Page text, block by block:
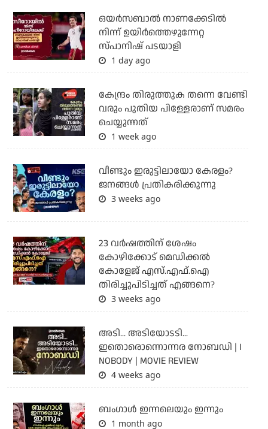
ഒയര്‍സബാൽ നാണക്കേടിൽ
നിന്ന് ഉയിർത്തെഴുന്നേറ്റ
സ്പാനിഷ് പടയാളി
1 day ago
കേന്ദ്രം തിരുത്തുക തന്നെ വേണ്ടി
വരും പുതിയ പിള്ളേരാണ് സമരം
ചെയ്യുന്നത്
1 week ago
വീണ്ടും ഇരുട്ടിലായോ കേരളം?
ജനങ്ങൾ പ്രതികരിക്കുന്നു
3 weeks ago
23 വർഷത്തിന് ശേഷം
കോഴിക്കോട് മെഡിക്കൽ
കോളേജ് എസ്.എഫ്.ഐ
തിരിച്ചുപിടിച്ചത് എങ്ങനെ?
3 weeks ago
അടി... അടിയോടടി...
ഇതൊരൊന്നൊന്നര നോബഡി | I
NOBODY | MOVIE REVIEW
4 weeks ago
ബംഗാള്‍ ഇന്നലെയും ഇന്നും
1 month ago